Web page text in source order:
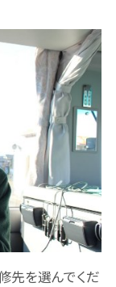
を選んでくだ